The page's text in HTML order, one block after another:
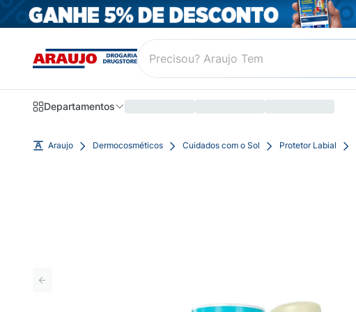
Departamentos
Araujo Dermocosméticos Cuidados com o Sol Protetor Labial